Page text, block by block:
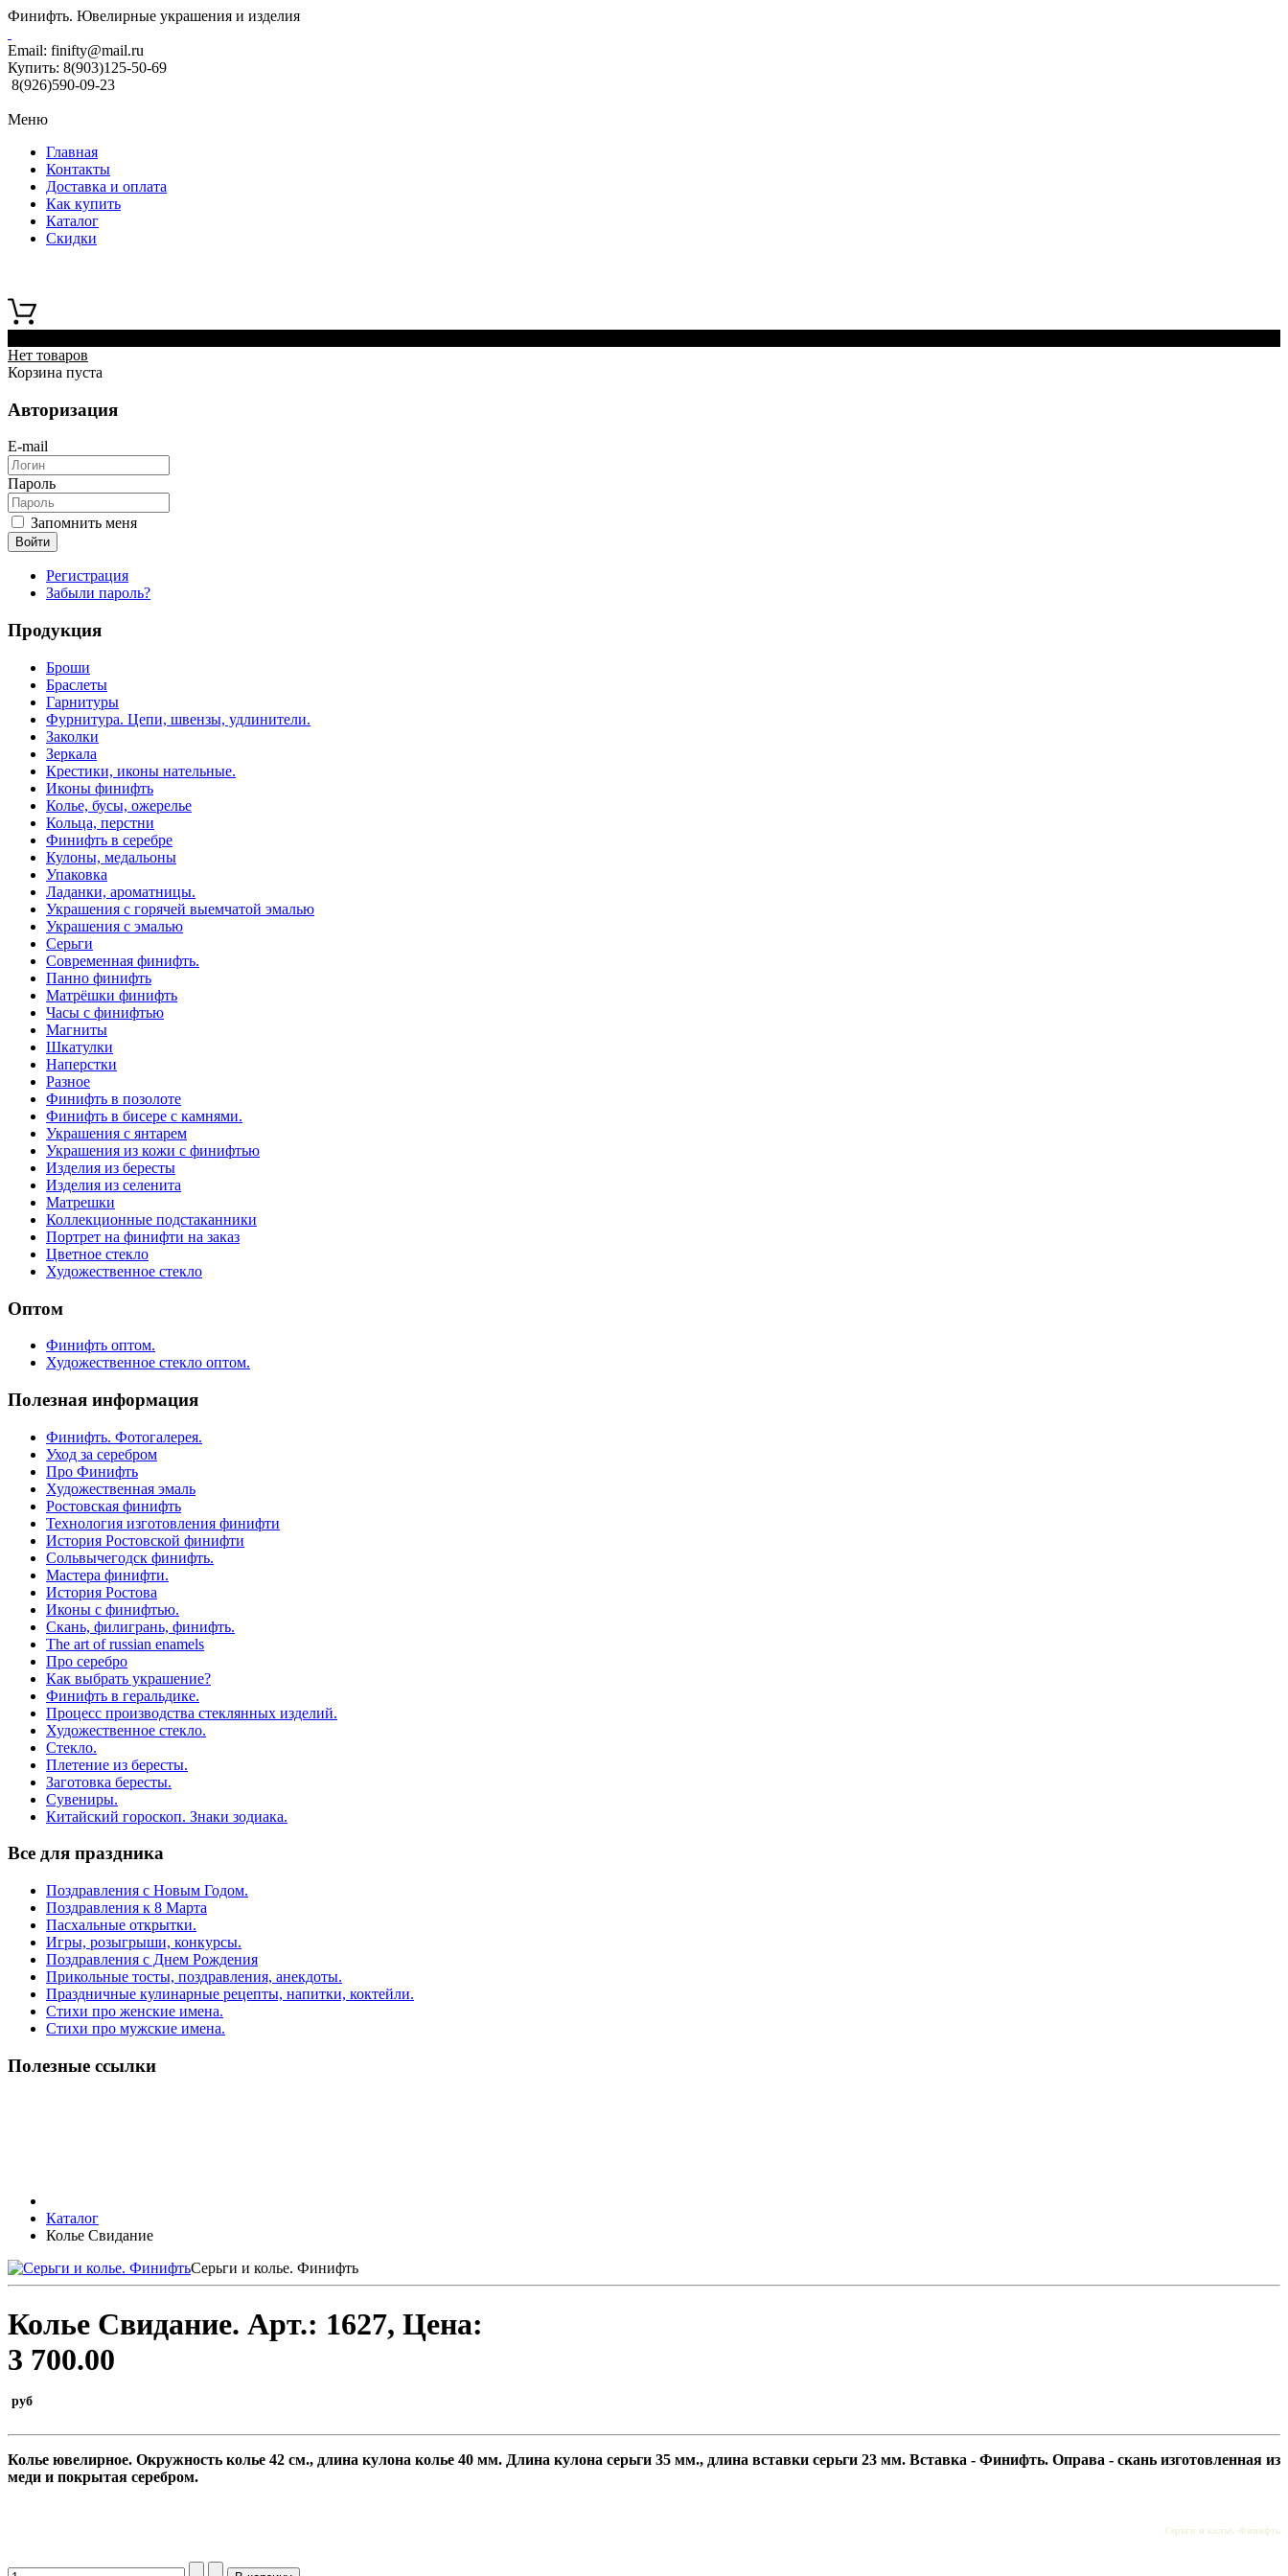
Финифть. Ювелирные украшения и изделия
Email: finifty@mail.ru
Купить: 8(903)125-50-69
8(926)590-09-23
Меню
Главная
Контакты
Доставка и оплата
Как купить
Каталог
Скидки
Нет товаров
Корзина пуста
Авторизация
E-mail
Пароль
Запомнить меня
Войти
Регистрация
Забыли пароль?
Продукция
Броши
Браслеты
Гарнитуры
Фурнитура. Цепи, швензы, удлинители.
Заколки
Зеркала
Крестики, иконы нательные.
Иконы финифть
Колье, бусы, ожерелье
Кольца, перстни
Финифть в серебре
Кулоны, медальоны
Упаковка
Ладанки, ароматницы.
Украшения с горячей выемчатой эмалью
Украшения с эмалью
Серьги
Современная финифть.
Панно финифть
Матрёшки финифть
Часы с финифтью
Магниты
Шкатулки
Наперстки
Разное
Финифть в позолоте
Финифть в бисере с камнями.
Украшения с янтарем
Украшения из кожи с финифтью
Изделия из бересты
Изделия из селенита
Матрешки
Коллекционные подстаканники
Портрет на финифти на заказ
Цветное стекло
Художественное стекло
Оптом
Финифть оптом.
Художественное стекло оптом.
Полезная информация
Финифть. Фотогалерея.
Уход за серебром
Про Финифть
Художественная эмаль
Ростовская финифть
Технология изготовления финифти
История Ростовской финифти
Сольвычегодск финифть.
Мастера финифти.
История Ростова
Иконы с финифтью.
Скань, филигрань, финифть.
The art of russian enamels
Про серебро
Как выбрать украшение?
Финифть в геральдике.
Процесс производства стеклянных изделий.
Художественное стекло.
Стекло.
Плетение из бересты.
Заготовка бересты.
Сувениры.
Китайский гороскоп. Знаки зодиака.
Все для праздника
Поздравления с Новым Годом.
Поздравления к 8 Марта
Пасхальные открытки.
Игры, розыгрыши, конкурсы.
Поздравления с Днем Рождения
Прикольные тосты, поздравления, анекдоты.
Праздничные кулинарные рецепты, напитки, коктейли.
Стихи про женские имена.
Стихи про мужские имена.
Полезные ссылки
Каталог
Колье Свидание
Серьги и колье. Финифть
Колье Свидание. Арт.: 1627, Цена:
3 700.00
руб
Колье ювелирное. Окружность колье 42 см., длина кулона колье 40 мм. Длина кулона серьги 35 мм., длина вставки серьги 23 мм. Вставка - Финифть. Оправа - скань изготовленная из
меди и покрытая серебром.
Серьги и колье. Финифть